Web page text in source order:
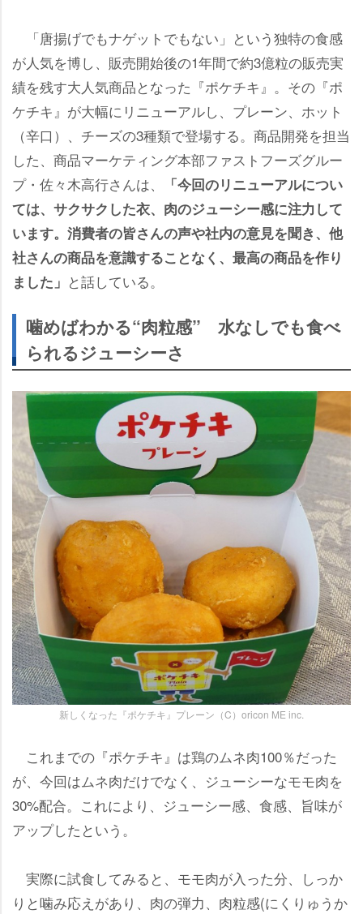
「唐揚げでもナゲットでもない」という独特の食感
が人気を博し、販売開始後の1年間で約3億粒の販売実
績を残す大人気商品となった『ポケチキ』。その『ポ
ケチキ』が大幅にリニューアルし、プレーン、ホット
（辛口）、チーズの3種類で登場する。商品開発を担当
した、商品マーケティング本部ファストフーズグルー
プ・佐々木高行さんは、
「今回のリニューアルについ
ては、サクサクした衣、肉のジューシー感に注力して
います。消費者の皆さんの声や社内の意見を聞き、他
社さんの商品を意識することなく、最高の商品を作り
ました」 と話している。
噛めばわかる“肉粒感” 水なしでも食べ
られるジューシーさ
新しくなった『ポケチキ』プレーン（C）oricon ME inc.
これまでの『ポケチキ』は鶏のムネ肉100％だった
が、今回はムネ肉だけでなく、ジューシーなモモ肉を
30%配合。これにより、ジューシー感、食感、旨味が
アップしたという。
実際に試食してみると、モモ肉が入った分、しっか
りと噛み応えがあり、肉の弾力、肉粒感(にくりゅうか